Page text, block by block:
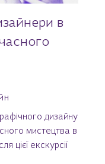
в
дизайну
мистецтва в
цієї екскурсії